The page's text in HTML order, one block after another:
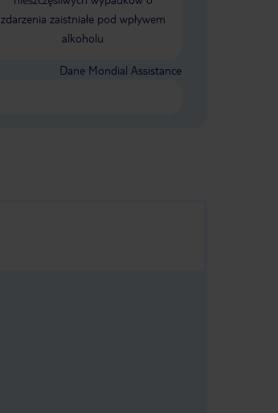
zdarzenia zaistniałe pod wpływem
alkoholu
Dane Mondial Assistance